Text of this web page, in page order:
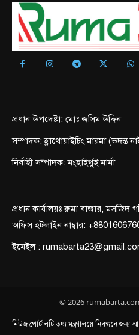
প্রধান উপদেষ্টা: মোঃ জসিম উদ্দিন
সম্পাদক: হ্লাথোয়াইচিং মারমা (ভদন্ত
নির্বাহী সম্পাদক: মংহাইথুই মার্মা
প্রধান কার্যালয়ঃ রুমা বাজার, মসজিদ
অফিস হটলাইন নাম্বার:
ইমেইল :
© 2026
নিউজ পোর্টালটি তথ্য মন্ত্রণালয়ে নিবন্ধনে জন্য